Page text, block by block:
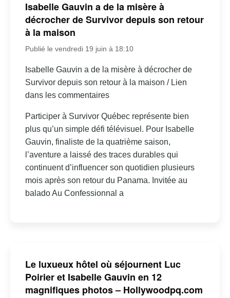
Isabelle Gauvin a de la misère à
décrocher de Survivor depuis son retour
à la maison
Publié le vendredi 19 juin à 18:10
Isabelle Gauvin a de la misère à décrocher de
Survivor depuis son retour à la maison / Lien
dans les commentaires
Participer à Survivor Québec représente bien
plus qu’un simple défi télévisuel. Pour Isabelle
Gauvin, finaliste de la quatrième saison,
l’aventure a laissé des traces durables qui
continuent d’influencer son quotidien plusieurs
mois après son retour du Panama. Invitée au
balado Au Confessionnal a
Le luxueux hôtel où séjournent Luc
Poirier et Isabelle Gauvin en 12
magnifiques photos – Hollywoodpq.com